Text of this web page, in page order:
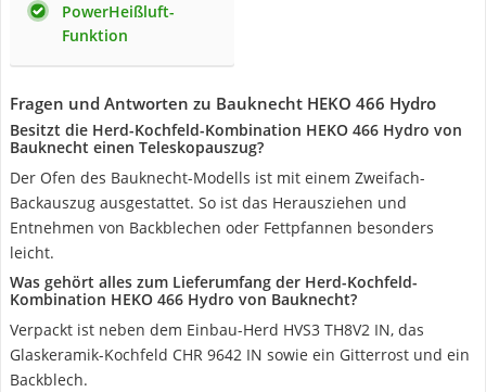
PowerHeißluft-
Funktion
Fragen und Antworten zu Bauknecht ‎HEKO 466 Hydro
Besitzt die Herd-Kochfeld-Kombination HEKO 466 Hydro von
Bauknecht einen Teleskopauszug?
Der Ofen des Bauknecht-Modells ist mit einem Zweifach-
Backauszug ausgestattet. So ist das Herausziehen und
Entnehmen von Backblechen oder Fettpfannen besonders
leicht.
Was gehört alles zum Lieferumfang der Herd-Kochfeld-
Kombination HEKO 466 Hydro von Bauknecht?
Verpackt ist neben dem Einbau-Herd HVS3 TH8V2 IN, das
Glaskeramik-Kochfeld CHR 9642 IN sowie ein Gitterrost und ein
Backblech.